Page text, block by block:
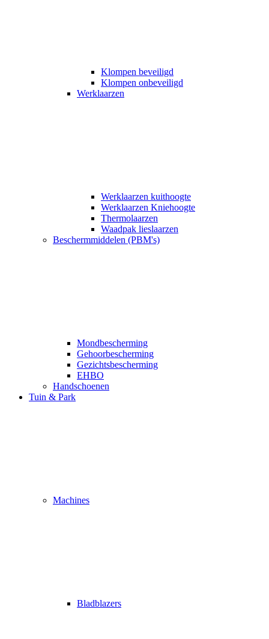
Klompen beveiligd
Klompen onbeveiligd
Werklaarzen
Werklaarzen kuithoogte
Werklaarzen Kniehoogte
Thermolaarzen
Waadpak lieslaarzen
Beschermmiddelen (PBM's)
Mondbescherming
Gehoorbescherming
Gezichtsbescherming
EHBO
Handschoenen
Tuin & Park
Machines
Bladblazers